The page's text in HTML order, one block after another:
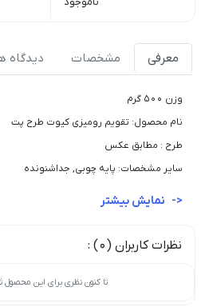
معرفی مشخصات دیدگاه
وزن 500 گرم
نام محصول: تقویم رومیزی کیوت طرح پت
طرح : مطابق عکس
سایر مشخصات: پایه چوبی, جداشنونده
نظرات کاربران (0) :
تا کنون نظری برای این